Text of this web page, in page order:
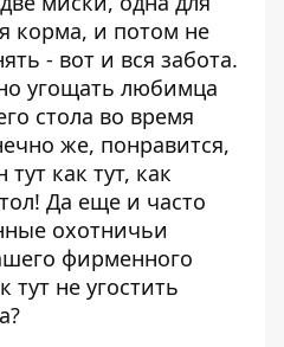
корма, и потом не
- вот и вся забота.
угощать любимца
стола во время
же, понравится,
как тут, как
Да еще и часто
охотничьи
фирменного
тут не угостить